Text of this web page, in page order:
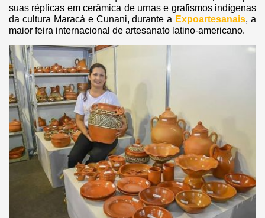
suas réplicas em cerâmica de urnas e grafismos indígenas
da cultura Maracá e Cunani, durante a Expoartesanais, a
maior feira internacional de artesanato latino-americano.